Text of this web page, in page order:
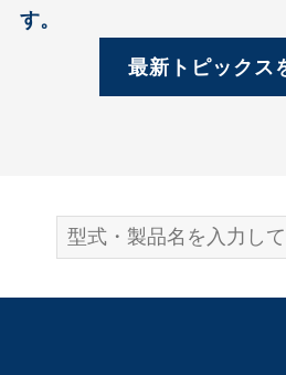
す。
最新トピックス